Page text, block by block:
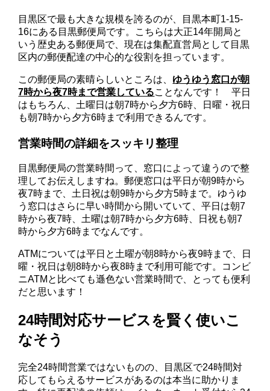
目黒区で最も大きな規模を誇るのが、目黒本町1-15-
16にある目黒郵便局です。こちらは大正14年開局と
いう歴史ある郵便局で、現在は集配直営局として目黒
区内の郵便配達の中心的な役割を担っています。
この郵便局の素晴らしいところは、 ゆうゆう窓口が朝
7時から夜7時まで営業していることなんです！ 平日
はもちろん、土曜日は朝7時から夕方6時、日曜・祝日
も朝7時から夕方6時まで利用できるんです。
営業時間の詳細をスッキリ整理
目黒郵便局の営業時間って、窓口によって違うので整
理してお伝えしますね。郵便窓口は平日が朝9時から
夜7時まで、土日祝は朝9時から夕方5時まで。ゆうゆ
う窓口はさらに早い時間から開いていて、平日は朝7
時から夜7時、土曜は朝7時から夕方6時、日祝も朝7
時から夕方6時までなんです。
ATMについては平日と土曜が朝8時から夜9時まで、日
曜・祝日は朝8時から夜8時まで利用可能です。コンビ
ニATMと比べても遜色ない営業時間で、とっても便利
だと思います！
24時間対応サービスを賢く使いこ
なそう
完全24時間営業ではないものの、目黒区で24時間対
応してもらえるサービスがあるのは本当に助かりま